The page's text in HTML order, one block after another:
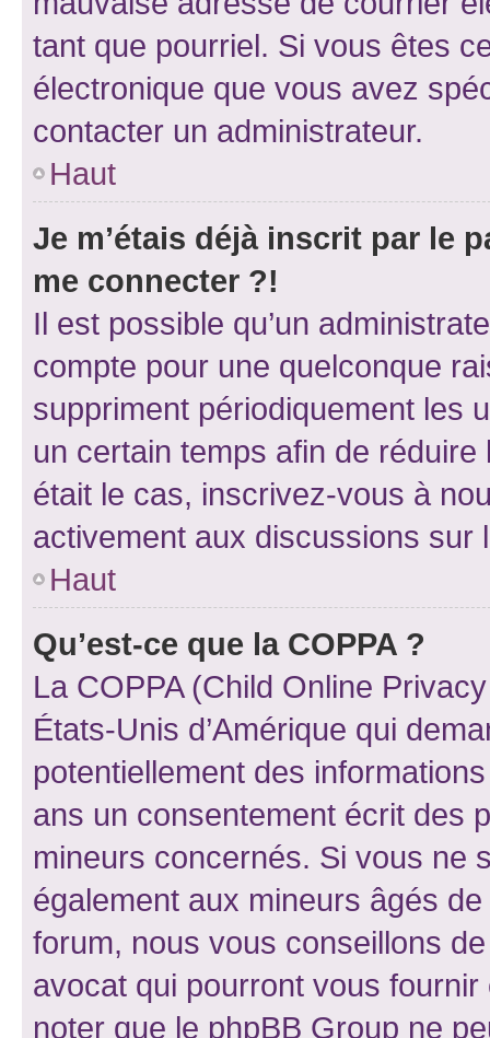
tant que pourriel. Si vous êtes
électronique que vous avez
contacter un administrateur.
Haut
Je m’étais déjà inscrit par le
me connecter ?!
Il est possible qu’un
compte pour une quelconque
suppriment périodiquement les
un certain temps afin de
était le cas, inscrivez-vous à
activement aux discussions sur
Haut
Qu’est-ce que la COPPA ?
La COPPA (Child Online
États-Unis d’Amérique qui
potentiellement des
ans un consentement écrit des
mineurs concernés. Si vous ne
également aux mineurs âgés
forum, nous vous conseillons
avocat qui pourront vous
noter que le phpBB Group ne